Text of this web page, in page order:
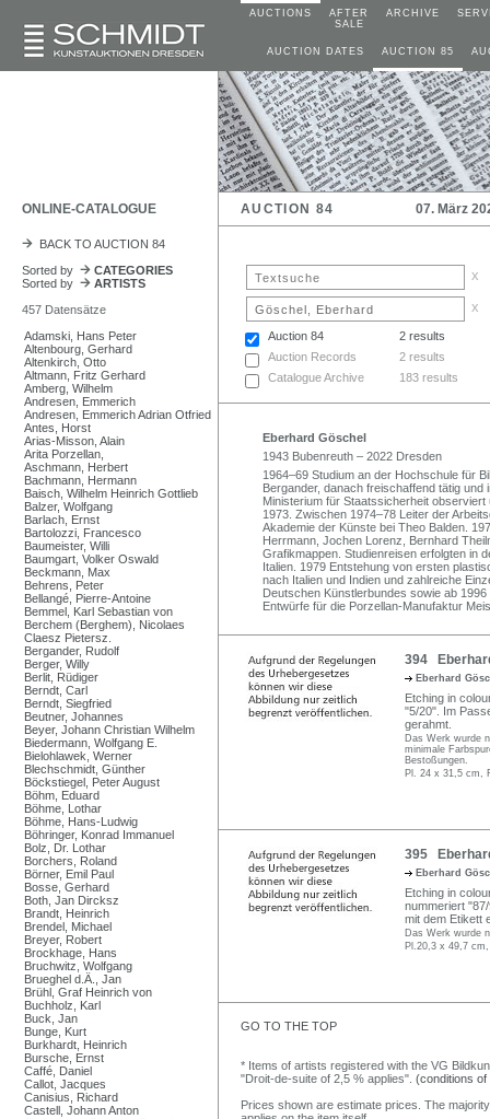
AUCTIONS
AFTER
SALE
ARCHIVE
AUCTION DATES AUCTION 85
ONLINE-CATALOGUE AUCTION 84 07. März
BACK TO AUCTION 84
Sorted by
CATEGORIES
Sorted by
ARTISTS
457 Datensätze
Adamski, Hans Peter
Altenbourg, Gerhard
Altenkirch, Otto
Altmann, Fritz Gerhard
Amberg, Wilhelm
Andresen, Emmerich
Andresen, Emmerich Adrian Otfried
Antes, Horst
Arias-Misson, Alain
Arita Porzellan,
Aschmann, Herbert
Bachmann, Hermann
Baisch, Wilhelm Heinrich Gottlieb
Balzer, Wolfgang
Barlach, Ernst
Bartolozzi, Francesco
Baumeister, Willi
Baumgart, Volker Oswald
Beckmann, Max
Behrens, Peter
Bellangé, Pierre-Antoine
Bemmel, Karl Sebastian von
Berchem (Berghem), Nicolaes
Claesz Pietersz.
Bergander, Rudolf
Berger, Willy
Berlit, Rüdiger
Berndt, Carl
Berndt, Siegfried
Beutner, Johannes
Beyer, Johann Christian Wilhelm
Biedermann, Wolfgang E.
Bielohlawek, Werner
Blechschmidt, Günther
Böckstiegel, Peter August
Böhm, Eduard
Böhme, Lothar
Böhme, Hans-Ludwig
Böhringer, Konrad Immanuel
Bolz, Dr. Lothar
Borchers, Roland
Börner, Emil Paul
Bosse, Gerhard
Both, Jan Dircksz
Brandt, Heinrich
Brendel, Michael
Breyer, Robert
Brockhage, Hans
Bruchwitz, Wolfgang
Brueghel d.Ä., Jan
Brühl, Graf Heinrich von
Buchholz, Karl
Buck, Jan
Bunge, Kurt
Burkhardt, Heinrich
Bursche, Ernst
Caffé, Daniel
Callot, Jacques
Canisius, Richard
Castell, Johann Anton
x
x
Auction 84
2 results
Auction Records
2 results
Catalogue Archive
183 results
Eberhard Göschel
1943 Bubenreuth – 2022 Dresden
1964–69 Studium an der Hochschule für
Bergander, danach freischaffend tätig
Ministerium für Staatssicherheit
1973. Zwischen 1974–78 Leiter der
Akademie der Künste bei Theo Balden.
Herrmann, Jochen Lorenz, Bernhard
Grafikmappen. Studienreisen erfolgten in
Italien. 1979 Entstehung von ersten
nach Italien und Indien und zahlreiche
Deutschen Künstlerbundes sowie ab
Entwürfe für die Porzellan-Manufaktur
394
Eberhard
Etching in
"5/20". Im
gerahmt.
Das Werk wurde
minimale
Bestoßungen.
Pl. 24 x 31,5 cm,
395
Eberhard
Etching in
nummeriert
mit dem Etikett
Das Werk wurde
Pl.20,3 x 49,7
GO TO THE TOP
* Items of artists registered with the VG
"Droit-de-suite of 2,5 % applies". (conditions of
Prices shown are estimate prices. The